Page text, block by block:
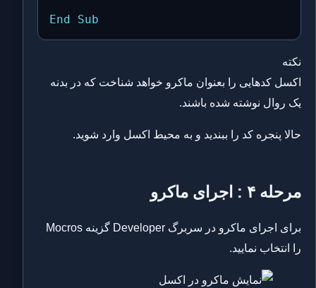
End Sub
نکته
اکسل کدهایی را بعنوان ماکرو خواهد شناخت که در بدنه
یک روال نوشته شده باشند.
حالا پنجره کد را ببندید و به محیط اکسل وارد شوید.
مرحله ۴ : اجرای ماکرو
برای اجرای ماکرو در سربرگ Developer گزینه Mocros
را انتخاب نمایید.